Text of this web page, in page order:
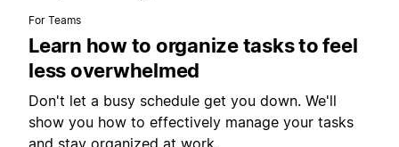
For Teams
Learn how to organize tasks to feel
less overwhelmed
Don't let a busy schedule get you down. We'll
show you how to effectively manage your tasks